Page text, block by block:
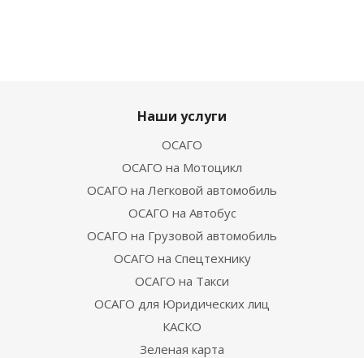
Наши услуги
ОСАГО
ОСАГО на Мотоцикл
ОСАГО на Легковой автомобиль
ОСАГО на Автобус
ОСАГО на Грузовой автомобиль
ОСАГО на Спецтехнику
ОСАГО на Такси
ОСАГО для Юридических лиц
КАСКО
Зеленая карта